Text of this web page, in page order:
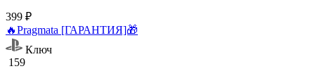
399 ₽
🔥Pragmata [ГАРАНТИЯ]🎁
Ключ
159